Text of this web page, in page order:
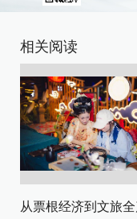
相关阅读